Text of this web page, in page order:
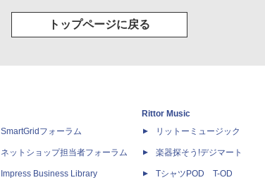
トップページに戻る
SmartGridフォーラム
ネットショップ担当者フォーラム
Impress Business Library
Rittor Music
リットーミュージック
楽器探そう!デジマート
TシャツPOD T-OD